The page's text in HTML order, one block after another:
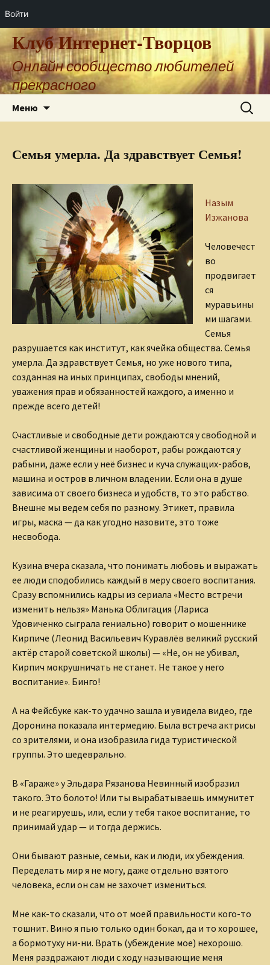
Войти
Клуб Интернет-Творцов
Онлайн сообщество любителей
прекрасного
Меню Найти:
Семья умерла. Да здравствует Семья!
Назым
Изжанова
Человечест
во
продвигает
ся
муравьины
ми шагами.
Семья
разрушается как институт, как ячейка общества. Семья
умерла. Да здравствует Семья, но уже нового типа,
созданная на иных принципах, свободы мнений,
уважения прав и обязанностей каждого, а именно и
прежде всего детей!
Счастливые и свободные дети рождаются у свободной и
счастливой женщины и наоборот, рабы рождаются у
рабыни, даже если у неё бизнес и куча служащих-рабов,
машина и остров в личном владении. Если она в душе
зависима от своего бизнеса и удобств, то это рабство.
Внешне мы ведем себя по разному. Этикет, правила
игры, маска — да как угодно назовите, это тоже
несвобода.
Кузина вчера сказала, что понимать любовь и выражать
ее люди сподобились каждый в меру своего воспитания.
Сразу вспомнились кадры из сериала «Место встречи
изменить нельзя» Манька Облигация (Лариса
Удовиченко сыграла гениально) говорит о мошеннике
Кирпиче (Леонид Васильевич Куравлёв великий русский
актёр старой советской школы) — «Не, он не убивал,
Кирпич мокрушничать не станет. Не такое у него
воспитание». Бинго!
А на Фейсбуке как-то удачно зашла и увидела видео, где
Доронина показала интермедию. Была встреча актрисы
со зрителями, и она изобразила гида туристической
группы. Это шедеврально.
В «Гараже» у Эльдара Рязанова Невинный изобразил
такого. Это болото! Или ты вырабатываешь иммунитет
и не реагируешь, или, если у тебя такое воспитание, то
принимай удар — и тогда держись.
Они бывают разные, семьи, как и люди, их убеждения.
Переделать мир я не могу, даже отдельно взятого
человека, если он сам не захочет измениться.
Мне как-то сказали, что от моей правильности кого-то
тошнит. Вино я пью только один бокал, да и то хорошее,
а бормотуху ни-ни. Врать (убеждение мое) нехорошо.
Меня раздражают люди с ходу называющие меня